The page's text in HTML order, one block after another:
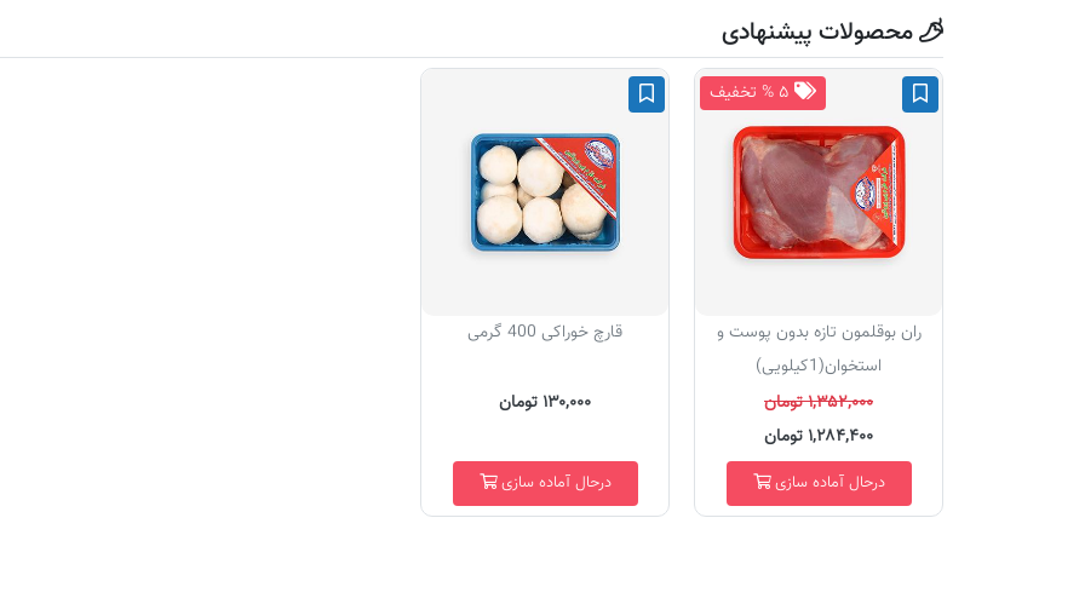
محصولات پیشنهادی
۵ % تخفیف
ران بوقلمون تازه بدون پوست و
استخوان(1کیلویی)
۱,۳۵۲,۰۰۰ تومان
۱,۲۸۴,۴۰۰ تومان
درحال آماده سازی
قارچ خوراکی 400 گرمی
۱۳۰,۰۰۰ تومان
درحال آماده سازی